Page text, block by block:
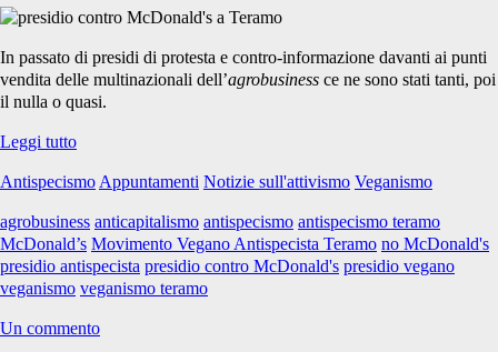
contro
McDonald’s</span>
In passato di presidi di protesta e contro-informazione davanti ai punti
vendita delle multinazionali dell’agrobusiness ce ne sono stati tanti, poi
il nulla o quasi.
Leggi tuttoPresidio
McDonald’s
Antispecismo Appuntamenti Notizie sull'attivismo Veganismo
agrobusiness anticapitalismo antispecismo antispecismo teramo
McDonald’s Movimento Vegano Antispecista Teramo no McDonald's
presidio antispecista presidio contro McDonald's presidio vegano
veganismo veganismo teramo
Un commento